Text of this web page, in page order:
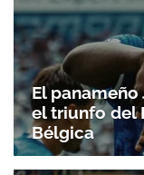
El panameño
el triunfo del
Bélgica